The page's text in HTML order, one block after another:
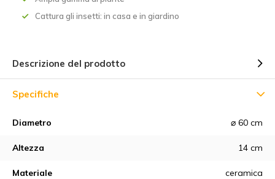
Cattura gli insetti: in casa e in giardino
Descrizione del prodotto
Specifiche
Diametro ⌀ 60 cm
Altezza 14 cm
Materiale ceramica